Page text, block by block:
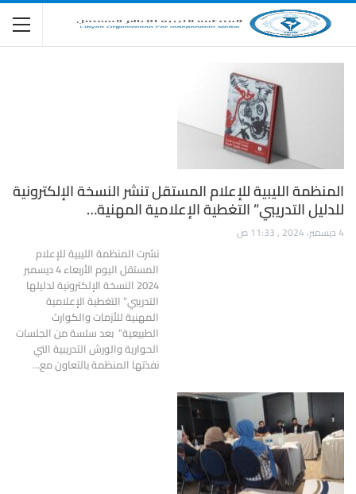
المنظمة الليبية للإعلام المستقل تنشر النسخة الإلكترونية
للدليل التدريبي” التغطية الإعلامية المهنية…
4 ديسمبر، 2024 , 11:33 ص
نشرت المنظمة الليبية للإعلام
المستقل اليوم الأربعاء 4 ديسمبر
2024 النسخة الإلكترونية لدليلها
التدريبي” التغطية الإعلامية
المهنية للأزمات والكوارث
الطبيعية” بعد سلسة من الجلسات
الحوارية والورش التدريبية التي
نفذتها المنظمة بالتعاون مع…